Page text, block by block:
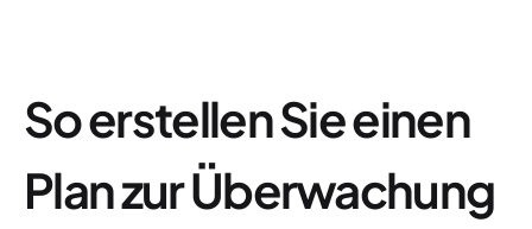
So erstellen Sie einen
Plan zur Überwachung